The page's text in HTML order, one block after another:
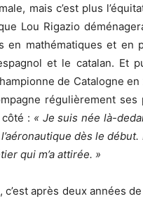
mais c’est plus
Lou Rigazio
en mathématiques et en
et le catalan. Et
de Catalogne en
régulièrement
: « Je suis née là-
dès le
qui m’a attirée. »
après deux années